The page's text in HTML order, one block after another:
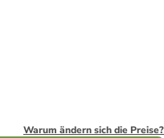
Warum ändern sich die Preise?